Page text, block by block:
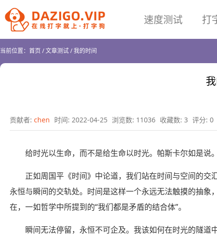
速度测试 打
当前位置： 首页/文章测试/我的时间
贡献者: chen 时间: 2022-04-25 浏览数: 11036 收藏数: 3 评分: 0
给时光以生命，而不是给生命以时光。帕斯卡尔如是说
正如周国平《时间》中论道，我们站在时间与空间的交
永恒与瞬间的交轨处。时间是这样一个永远无法触摸的抽象
在，一如哲学中所提到的“我们都是矛盾的结合体”。
瞬间无法停留，永恒不可企及。我该如何在时光的隧道